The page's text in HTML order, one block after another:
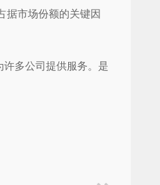
市场份额的关键因
多公司提供服务。是